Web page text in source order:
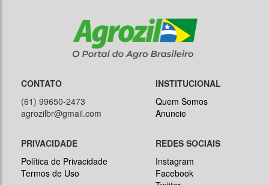
CONTATO
(61) 99650-2473
agrozilbr@gmail.com
INSTITUCIONAL
Quem Somos
Anuncie
PRIVACIDADE
Política de Privacidade
Termos de Uso
REDES SOCIAIS
Instagram
Facebook